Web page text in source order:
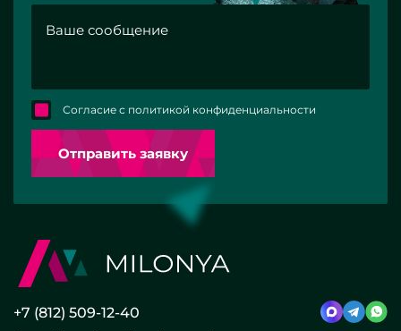
Согласие с политикой конфиденциальности
Отправить заявку
+7 (812) 509-12-40